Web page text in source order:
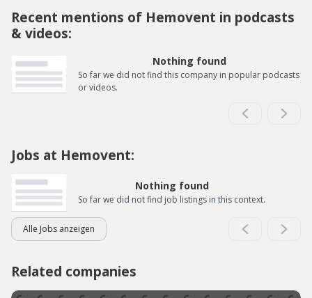
Recent mentions of Hemovent in podcasts
& videos:
Nothing found
So far we did not find this company in popular podcasts
or videos.
Jobs at Hemovent:
Nothing found
So far we did not find job listings in this context.
Alle Jobs anzeigen
Related companies